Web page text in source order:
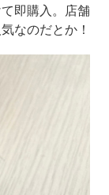
即購入。店舗
なのだとか！